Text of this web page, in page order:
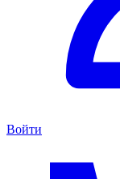
Войти